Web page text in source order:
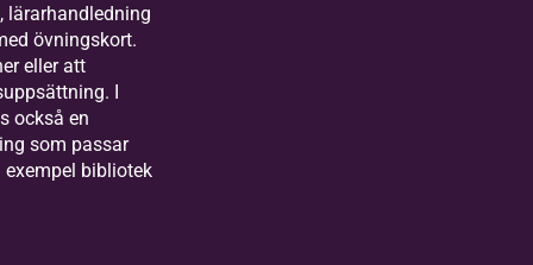
lärarhandledning
övningskort.
eller att
I
också en
som passar
bibliotek